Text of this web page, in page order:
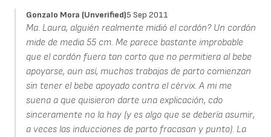
Gonzalo Mora (unverified)5 Sep 2011
Ma. Laura, alguién realmente midió el cordón? Un cordón
mide de media 55 cm. Me parece bastante improbable
que el cordón fuera tan corto que no permitiera al bebe
apoyarse, aun así, muchos trabajos de parto comienzan
sin tener el bebe apoyado contra el cérvix. A mi me
suena a que quisieron darte una explicación, cdo
sinceramente no la hay (y es algo que se debería asumir,
a veces las inducciones de parto fracasan y punto). La